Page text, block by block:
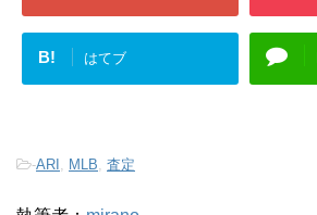
B! はてブ
-ARI MLB 査定